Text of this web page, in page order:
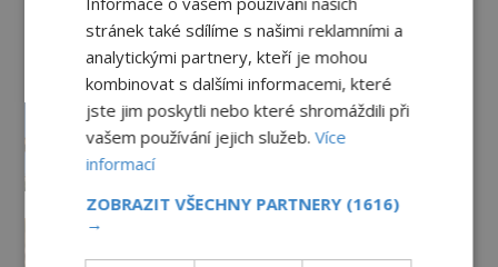
Relikvie, které putují Evropou a
dodnes budí úžas
6.8.2026 914
Železný zázrak z Indie: Proč tento
sloup už 1 600 let nezná rez?
stránek také sdílíme s našimi reklamními a
analytickými partnery, kteří je mohou
kombinovat s dalšími informacemi, které
jste jim poskytli nebo které shromáždili při
vašem používání jejich služeb.Více
informací
ZOBRAZIT VŠECHNY PARTNERY (1616)
→